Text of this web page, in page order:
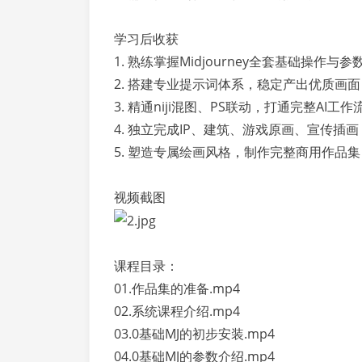
学习后收获
1. 熟练掌握Midjourney全套基础操作与参
2. 搭建专业提示词体系，稳定产出优质画面
3. 精通niji混图、PS联动，打通完整AI工作
4. 独立完成IP、建筑、游戏原画、宣传插画
5. 塑造专属绘画风格，制作完整商用作品集
视频截图
课程目录：
01.作品集的准备.mp4
02.系统课程介绍.mp4
03.0基础MJ的初步安装.mp4
04.0基础MJ的参数介绍.mp4